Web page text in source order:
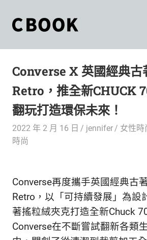
content
和
你
一
起
自
己
的
World.」
是
一
本
最
貼
生
活
雜
誌。
最
Converse X 英國經典
Retro，推全新CHUCK
翻玩打造環保未來！
2022 年 2 月 16 日 jennifer 女性時
時尚
Converse再度攜手英國經典古
Retro，以「可持續發展」為設
著搖粒絨夾克打造全新Chuck
Converse在不斷嘗試翻新各類